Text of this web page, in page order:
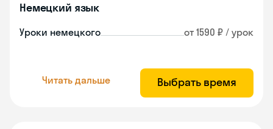
Немецкий язык
Уроки немецкого от 1590 ₽ / урок
Читать дальше Выбрать время